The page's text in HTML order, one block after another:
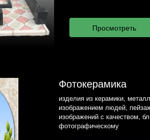
Фотокерамика
изделия из керамики,
изображением людей,
изображений с качеством,
фотографическому